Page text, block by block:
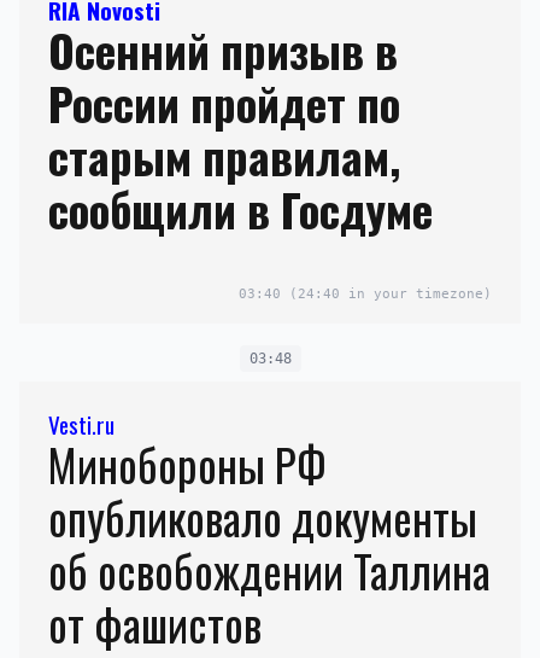
RIA Novosti
Осенний призыв в
России пройдет по
старым правилам,
сообщили в Госдуме
03:40 (24:40 in your timezone)
03:48
Vesti.ru
Минобороны РФ
опубликовало документы
об освобождении Таллина
от фашистов